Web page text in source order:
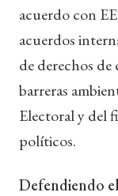
acuerdo con
acuerdos
de derechos
barreras
Electoral y del
políticos.
Defendiendo